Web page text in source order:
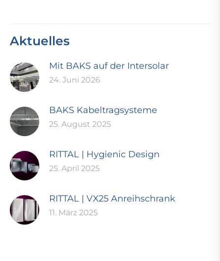
Aktuelles
Mit BAKS auf der Intersolar
24. Juni 2026
BAKS Kabeltragsysteme
25. August 2025
RITTAL | Hygienic Design
25. April 2025
RITTAL | VX25 Anreihschrank
11. März 2025